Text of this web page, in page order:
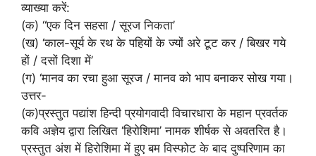
व्याख्या करें:
(क) “एक दिन सहसा / सूरज निकता’
(ख) ‘काल-सूर्य के रथ के पहियों के ज्यों अरे टूट कर / बिखर गये
हों / दसों दिशा में’
(ग) ‘मानव का रचा हुआ सूरज / मानव को भाप बनाकर सोख गया।
उत्तर-
(क)प्रस्तुत पद्यांश हिन्दी प्रयोगवादी विचारधारा के महान प्रवर्तक
कवि अज्ञेय द्वारा लिखित ‘हिरोशिमा’ नामक शीर्षक से अवतरित है।
प्रस्तुत अंश में हिरोशिमा में हुए बम विस्फोट के बाद दुष्परिणाम का